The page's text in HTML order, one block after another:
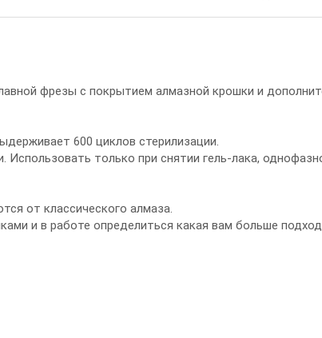
фрезы с покрытием алмазной крошки и
600 циклов стерилизации.
Использовать только при снятии гель-лака,
от классического алмаза.
и в работе определиться какая вам больше